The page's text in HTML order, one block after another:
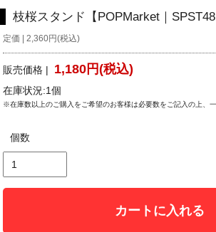
枝桜スタンド【POPMarket｜
定価 | 2,360円(税込)
販売価格 | 1,180円(税込)
在庫状況:1個
※在庫数以上のご購入をご希望のお客様は必要数をご記入の上、
個数
カートに入れる